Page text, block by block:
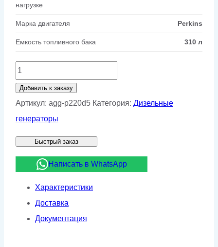
нагрузке
Марка двигателя Perkins
Емкость топливного бака 310 л
Количество
товара
Дизельный
генератор
P220D5
Добавить к заказу
Артикул: agg-p220d5 Категория: Дизельные
генераторы
Быстрый заказ
Написать в WhatsApp
Характеристики
Доставка
Документация